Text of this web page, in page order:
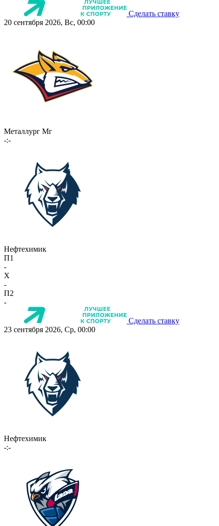
Сделать ставку
20 сентября 2026, Вс, 00:00
Металлург Мг
-:-
Нефтехимик
П1
-
X
-
П2
-
Сделать ставку
23 сентября 2026, Ср, 00:00
Нефтехимик
-:-